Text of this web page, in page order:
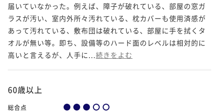
届いていなかった。例えば、障子が破れている、部屋の窓ガ
ラスが汚い、室内外所々汚れている、枕カバーも使用済感が
あって汚れている、敷布団は破れている、部屋に手を拭くタ
オルが無い等。即ち、設備等のハード面のレベルは相対的に
高いと言えるが、人手に... 続きをよむ
60歳以上
総合点